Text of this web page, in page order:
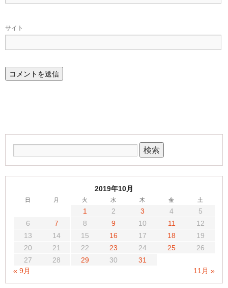
サイト
2019年10月
日 月 火 水 木 金 土
1 2 3 4
5
6
7 8 9 10 11
12
13
14 15 16 17 18
19
20
21 22 23 24 25
26
27
28 29 30
31
« 9月
11月 »